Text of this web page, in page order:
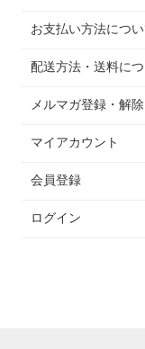
お支払い方法につ
配送方法・送料に
メルマガ登録・解除
マイアカウント
会員登録
ログイン